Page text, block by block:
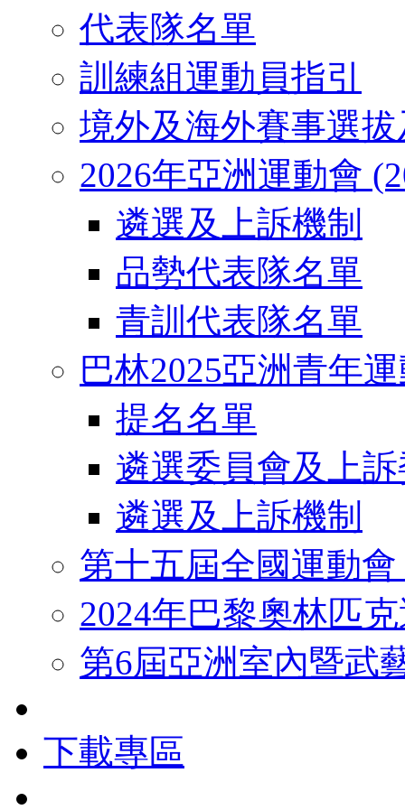
代表隊名單
訓練組運動員指引
境外及海外賽事選
2026年亞洲運動會
遴選及上訴機制
品勢代表隊名單
青訓代表隊名單
巴林2025亞洲青年
提名名單
遴選委員會及上
遴選及上訴機制
第十五屆全國運動
2024年巴黎奧林匹
第6屆亞洲室內暨武
下載專區